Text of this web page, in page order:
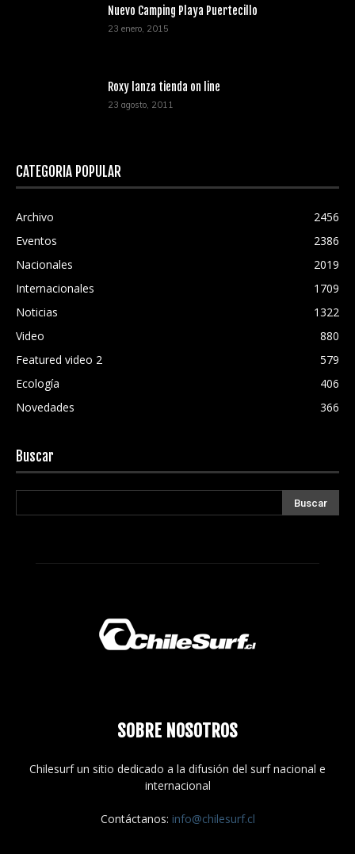
Nuevo Camping Playa Puertecillo
23 enero, 2015
Roxy lanza tienda on line
23 agosto, 2011
CATEGORÍA POPULAR
Archivo
2456
Eventos
2386
Nacionales
2019
Internacionales
1709
Noticias
1322
Video
880
Featured video 2
579
Ecología
406
Novedades
366
Buscar
SOBRE NOSOTROS
Chilesurf un sitio dedicado a la difusión del surf nacional e
internacional
Contáctanos: info@chilesurf.cl